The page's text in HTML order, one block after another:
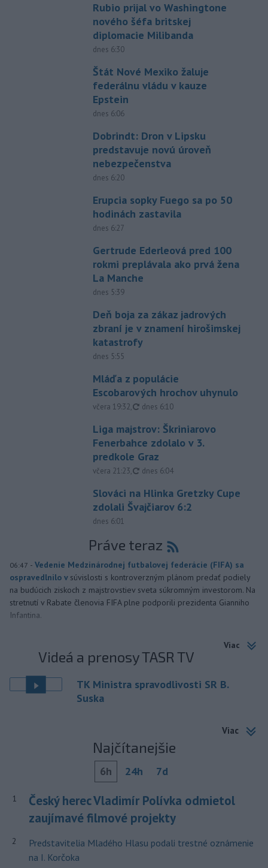
Rubio prijal vo Washingtone
nového šéfa britskej
diplomacie Milibanda
dnes 6:30
Štát Nové Mexiko žaluje
federálnu vládu v kauze
Epstein
dnes 6:06
Dobrindt: Dron v Lipsku
predstavuje novú úroveň
nebezpečenstva
dnes 6:20
Erupcia sopky Fuego sa po 50
hodinách zastavila
dnes 6:27
Gertrude Ederleová pred 100
rokmi preplávala ako prvá žena
La Manche
dnes 5:39
Deň boja za zákaz jadrových
zbraní je v znamení hirošimskej
katastrofy
dnes 5:55
Mláďa z populácie
Escobarových hrochov uhynulo
včera 19:32, aktualizované
dnes 6:10
Liga majstrov: Škriniarovo
Fenerbahce zdolalo v 3.
predkole Graz
včera 21:23, aktualizované
dnes 6:04
Slováci na Hlinka Gretzky Cupe
zdolali Švajčiarov 6:2
dnes 6:01
Práve teraz
06:47 - Vedenie Medzinárodnej futbalovej federácie (FIFA) sa
ospravedlnilo v súvislosti s kontroverzným plánom predať podiely
na budúcich ziskoch z majstrovstiev sveta súkromným investorom. Na
stretnutí v Rabate členovia FIFA plne podporili prezidenta Gianniho
Infantina.
Viac
Videá a prenosy TASR TV
TK Ministra spravodlivosti SR B.
Suska
Viac
Najčítanejšie
6h 24h 7d
1
Český herec Vladimír Polívka odmietol
zaujímavé filmové projekty
2
Predstavitelia Mladého Hlasu podali trestné oznámenie
na I. Korčoka